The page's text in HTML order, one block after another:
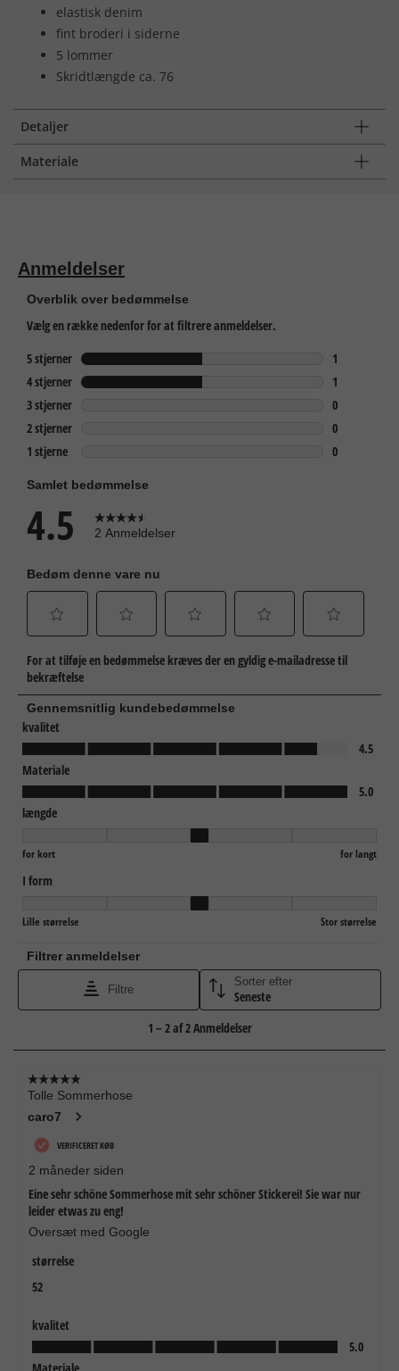
elastisk denim
fint broderi i siderne
5 lommer
Skridtlængde ca. 76
Detaljer
Materiale